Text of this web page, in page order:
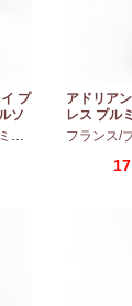
プ
ソ
ィ ・
アドリア
レス プル
2024
フランス/